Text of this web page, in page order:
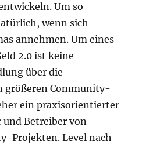
Um so
wenn sich
annehmen. Um eines
2.0 ist keine
über die
größeren Community-
ein praxisorientierter
und Betreiber von
Projekten. Level nach